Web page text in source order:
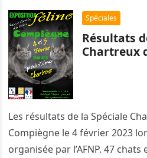
Spéciales
Résultats
Chartreux
Les résultats de la Spéciale
Compiègne le 4 février 2023
organisée par l’AFNP. 47